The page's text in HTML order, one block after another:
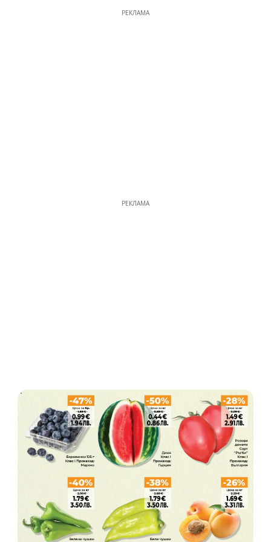
РЕКЛАМА
РЕКЛАМА